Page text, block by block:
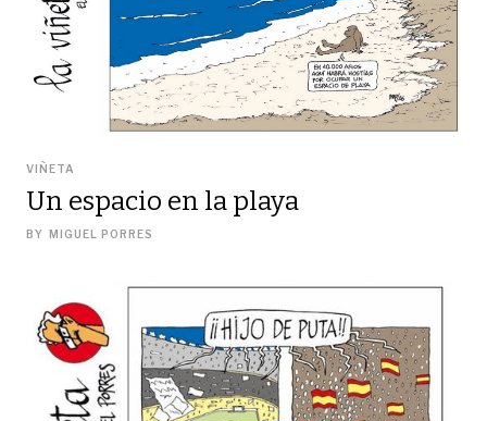
VIÑETA
Un espacio en la playa
BY MIGUEL PORRES